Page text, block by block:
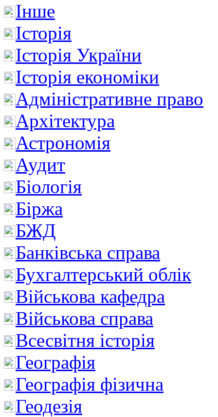
Інше
Історія
Історія України
Історія економіки
Адміністративне право
Архітектура
Астрономія
Аудит
Біологія
Біржа
БЖД
Банківська справа
Бухгалтерський облік
Військова кафедра
Військова справа
Всесвітня історія
Географія
Географія фізична
Геодезія